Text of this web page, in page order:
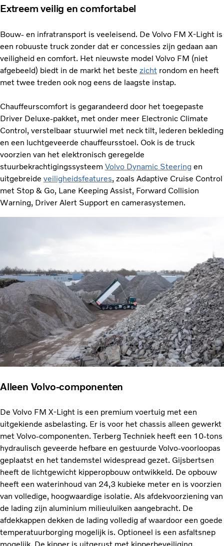
Extreem veilig en comfortabel
Bouw- en infratransport is veeleisend. De Volvo FM X-Light is
een robuuste truck zonder dat er concessies zijn gedaan aan
veiligheid en comfort. Het nieuwste model Volvo FM (niet
afgebeeld) biedt in de markt het beste zicht rondom en heeft
met twee treden ook nog eens de laagste instap.
Chauffeurscomfort is gegarandeerd door het toegepaste
Driver Deluxe-pakket, met onder meer Electronic Climate
Control, verstelbaar stuurwiel met neck tilt, lederen bekleding
en een luchtgeveerde chauffeursstoel. Ook is de truck
voorzien van het elektronisch geregelde
stuurbekrachtigingssysteem Volvo Dynamic Steering en
uitgebreide veiligheidsfeatures, zoals Adaptive Cruise Control
met Stop & Go, Lane Keeping Assist, Forward Collision
Warning, Driver Alert Support en camerasystemen.
Alleen Volvo-componenten
De Volvo FM X-Light is een premium voertuig met een
uitgekiende asbelasting. Er is voor het chassis alleen gewerkt
met Volvo-componenten. Terberg Techniek heeft een 10-tons
hydraulisch geveerde hefbare en gestuurde Volvo-voorloopas
geplaatst en het tandemstel widespread gezet. Gijsbertsen
heeft de lichtgewicht kipperopbouw ontwikkeld. De opbouw
heeft een waterinhoud van 24,3 kubieke meter en is voorzien
van volledige, hoogwaardige isolatie. Als afdekvoorziening van
de lading zijn aluminium milieuluiken aangebracht. De
afdekkappen dekken de lading volledig af waardoor een goede
temperatuurborging mogelijk is. Optioneel is een asfaltsnep